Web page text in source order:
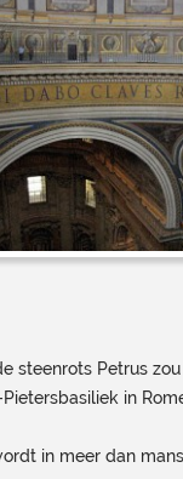
steenrots Petrus
Pietersbasiliek in
in meer dan